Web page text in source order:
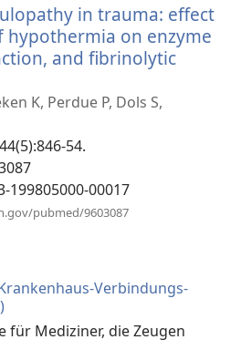
in trauma: effect
hypothermia on enzyme
and fibrinolytic
K, Perdue P, Dols S,
54.
199805000-00017
pubmed/9603087
Verbindungs­
für Mediziner, die Zeugen